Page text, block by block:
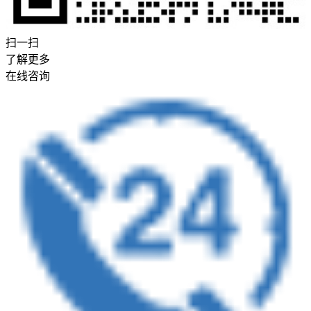
扫一扫
了解更多
在线咨询